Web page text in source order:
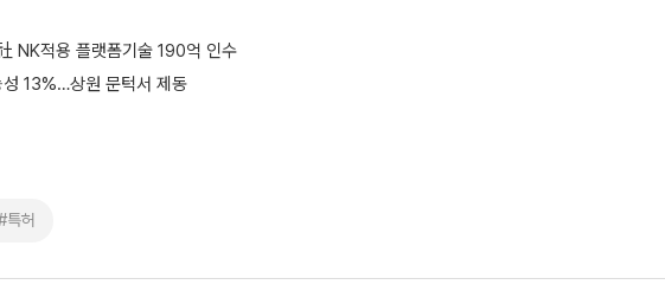
NK적용 플랫폼기술 190억 인수
13%…상원 문턱서 제동
특허